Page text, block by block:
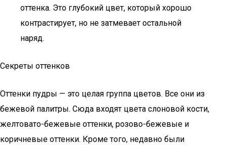
оттенка. Это глубокий цвет, который хорошо
контрастирует, но не затмевает остальной
наряд.
Секреты оттенков
Оттенки пудры — это целая группа цветов. Все они из
бежевой палитры. Сюда входят цвета слоновой кости,
желтовато-бежевые оттенки, розово-бежевые и
коричневые оттенки. Кроме того, недавно были